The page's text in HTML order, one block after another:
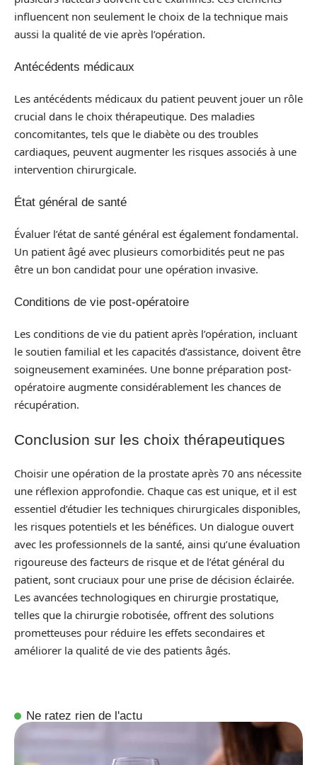
influencent non seulement le choix de la technique mais
aussi la qualité de vie après l’opération.
Antécédents médicaux
Les antécédents médicaux du patient peuvent jouer un rôle
crucial dans le choix thérapeutique. Des maladies
concomitantes, tels que le diabète ou des troubles
cardiaques, peuvent augmenter les risques associés à une
intervention chirurgicale.
État général de santé
Évaluer l’état de santé général est également fondamental.
Un patient âgé avec plusieurs comorbidités peut ne pas
être un bon candidat pour une opération invasive.
Conditions de vie post-opératoire
Les conditions de vie du patient après l’opération, incluant
le soutien familial et les capacités d’assistance, doivent être
soigneusement examinées. Une bonne préparation post-
opératoire augmente considérablement les chances de
récupération.
Conclusion sur les choix thérapeutiques
Choisir une opération de la prostate après 70 ans nécessite
une réflexion approfondie. Chaque cas est unique, et il est
essentiel d’étudier les techniques chirurgicales disponibles,
les risques potentiels et les bénéfices. Un dialogue ouvert
avec les professionnels de la santé, ainsi qu’une évaluation
rigoureuse des facteurs de risque et de l’état général du
patient, sont cruciaux pour une prise de décision éclairée.
Les avancées technologiques en chirurgie prostatique,
telles que la chirurgie robotisée, offrent des solutions
prometteuses pour réduire les effets secondaires et
améliorer la qualité de vie des patients âgés.
Ne ratez rien de l'actu